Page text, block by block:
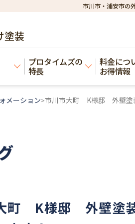
市川市・浦安市の
塗装
プロタイムズの
特長
料金につ
お得情報
メーション>市川市大町 K様邸 外壁塗
町 K様邸 外壁塗